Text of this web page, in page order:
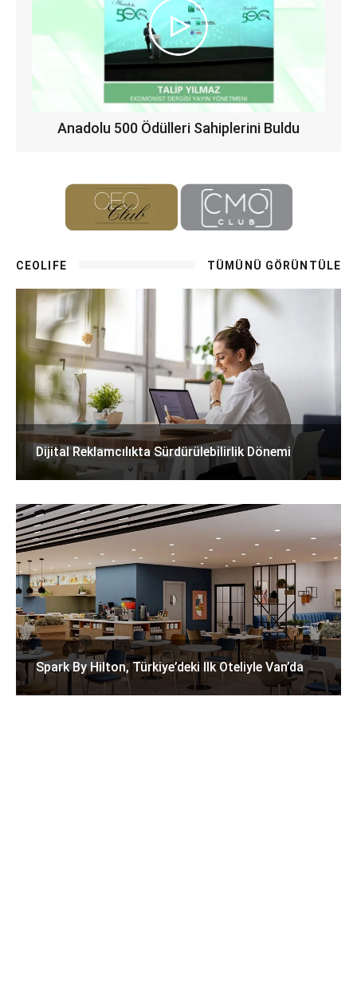
Anadolu 500 Ödülleri Sahiplerini Buldu
CEOLIFE TÜMÜNÜ GÖRÜNTÜLE
Dijital Reklamcılıkta Sürdürülebilirlik Dönemi
Spark By Hilton, Türkiye’deki Ilk Oteliyle Van’da